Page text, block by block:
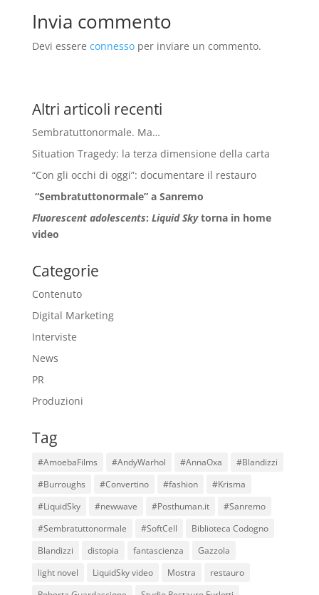
Invia commento
Devi essere connessoper inviare un commento.
Altri articoli recenti
Sembratuttonormale. Ma…
Situation Tragedy: la terza dimensione della carta
“Con gli occhi di oggi”: documentare il restauro
“Sembratuttonormale” a Sanremo
Fluorescent adolescents: Liquid Skytorna in home
video
Categorie
Contenuto
Digital Marketing
Interviste
News
PR
Produzioni
Tag
#AmoebaFilms #AndyWarhol #AnnaOxa
#Blandizzi
#Burroughs
#Convertino #fashion
#Krisma
#LiquidSky
#newwave #Posthuman.it
#Sanremo
#Sembratuttonormale
#SoftCell
Biblioteca Codogno
Blandizzi
distopia fantascienza
Gazzola
light novel
LiquidSky video Mostra
restauro